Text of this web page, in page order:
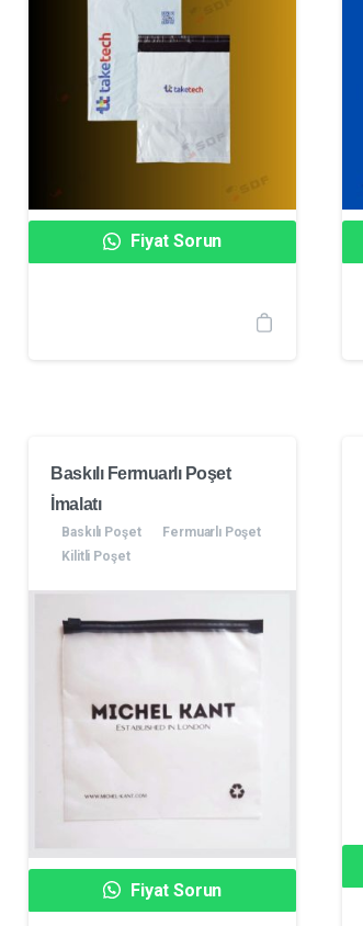
Fiyat Sorun
Baskılı Fermuarlı Poşet
İmalatı
Baskılı Poşet
Fermuarlı Poşet
Kilitli Poşet
Fiyat Sorun